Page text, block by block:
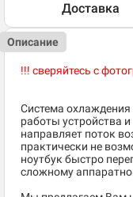
Доставка
Описание
!!! сверяйтесь с
Система
работы устройства
направляет поток
практически не
ноутбук быстро
сложному